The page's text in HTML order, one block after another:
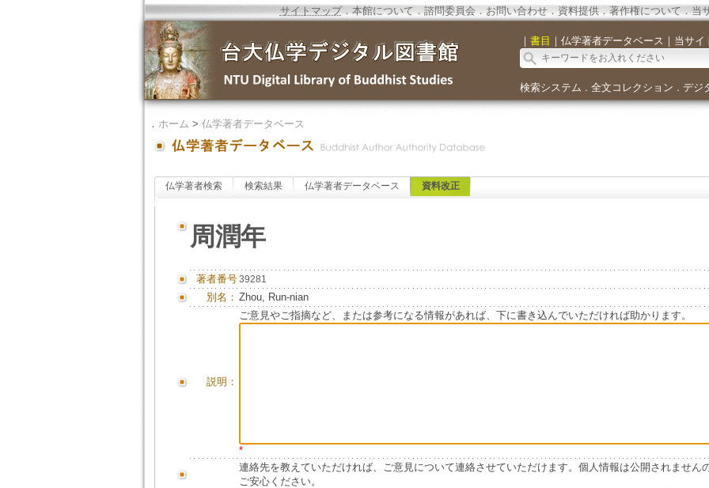
サイトマップ．本館について．諮問委員会． お問い合わせ． 資料提供．著作権について．当
｜ 書目 ｜ 仏学著者データベース ｜ 当サイ
検索システム ． 全文コレクション ． デジ
． ホーム > 仏学著者データベース
仏学著者検索 検索結果 仏学著者データベース 資料改正
周潤年
著者番号39281
別名： Zhou, Run-nian
説明：
ご意見やご指摘など、または参考になる情報があれば、下に書き込んでいただければ助かります。
*
連絡先を教えていただければ、ご意見について連絡させていただけます。個人情報は公開されません
ご安心ください。